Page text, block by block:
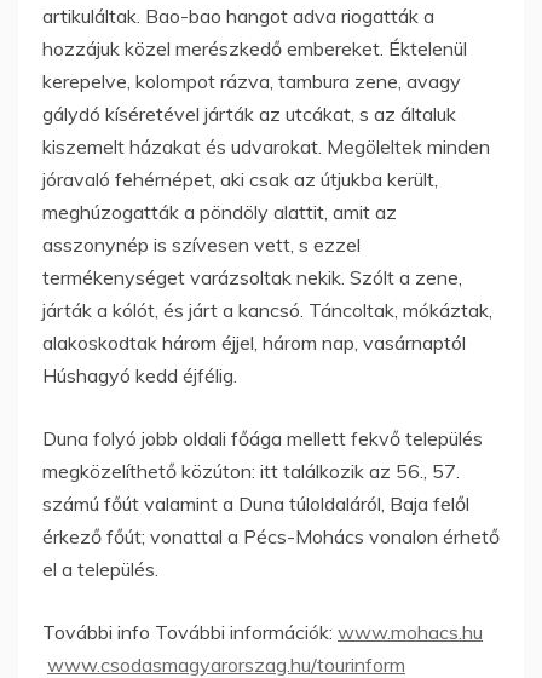
artikuláltak. Bao-bao hangot adva riogatták a
hozzájuk közel merészkedő embereket. Éktelenül
kerepelve, kolompot rázva, tambura zene, avagy
gálydó kíséretével járták az utcákat, s az általuk
kiszemelt házakat és udvarokat. Megöleltek minden
jóravaló fehérnépet, aki csak az útjukba került,
meghúzogatták a pöndöly alattit, amit az
asszonynép is szívesen vett, s ezzel
termékenységet varázsoltak nekik. Szólt a zene,
járták a kólót, és járt a kancsó. Táncoltak, mókáztak,
alakoskodtak három éjjel, három nap, vasárnaptól
Húshagyó kedd éjfélig.
Duna folyó jobb oldali főága mellett fekvő település
megközelíthető közúton: itt találkozik az 56., 57.
számú főút valamint a Duna túloldaláról, Baja felől
érkező főút; vonattal a Pécs-Mohács vonalon érhető
el a település.
További info További információk: www.mohacs.hu
www.csodasmagyarorszag.hu/tourinform